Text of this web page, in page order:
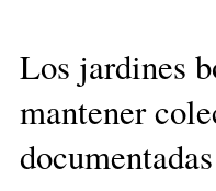
Los jardines
mantener